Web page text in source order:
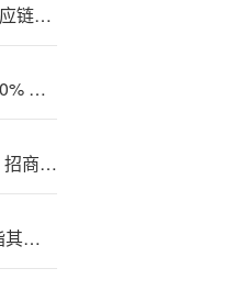
苹果折:叠屏{i}Phone将至？供应链爆料无折痕设计，官方回应引关注
OLED平,板热,卖 销量暴涨近90% 华为独占42%份额
返佣腐败，6年套?取上亿元！ 招商证券从业人员组团违规 多名高管被查
网易(NT—ES)涨4.57% 大和指其游戏销售表现稳健